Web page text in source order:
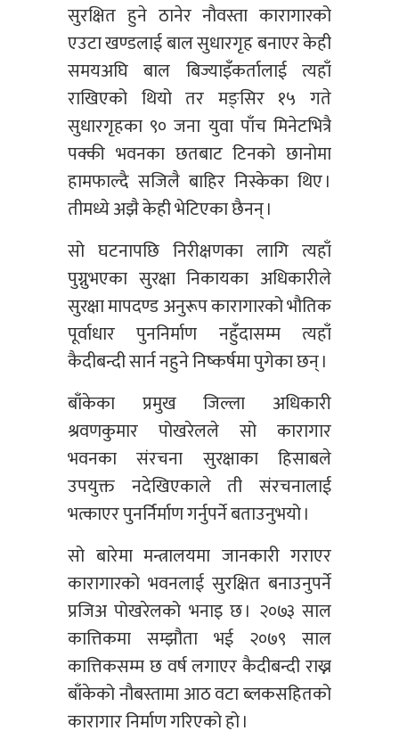
सुरक्षित हुने ठानेर नौवस्ता कारागारको
एउटा खण्डलाई बाल सुधारगृह बनाएर केही
समयअघि बाल बिज्याइँकर्तालाई त्यहाँ
राखिएको थियो तर मङ्सिर १५ गते
सुधारगृहका ९० जना युवा पाँच मिनेटभित्रै
पक्की भवनका छतबाट टिनको छानोमा
हामफाल्दै सजिलै बाहिर निस्केका थिए ।
तीमध्ये अझै केही भेटिएका छैनन् ।
सो घटनापछि निरीक्षणका लागि त्यहाँ
पुग्नुभएका सुरक्षा निकायका अधिकारीले
सुरक्षा मापदण्ड अनुरूप कारागारको भौतिक
पूर्वाधार पुननिर्माण नहुँदासम्म त्यहाँ
कैदीबन्दी सार्न नहुने निष्कर्षमा पुगेका छन् ।
बाँकेका प्रमुख जिल्ला अधिकारी
श्रवणकुमार पोखरेलले सो कारागार
भवनका संरचना सुरक्षाका हिसाबले
उपयुक्त नदेखिएकाले ती संरचनालाई
भत्काएर पुनर्निर्माण गर्नुपर्ने बताउनुभयो ।
सो बारेमा मन्त्रालयमा जानकारी गराएर
कारागारको भवनलाई सुरक्षित बनाउनुपर्ने
प्रजिअ पोखरेलको भनाइ छ । २०७३ साल
कात्तिकमा सम्झौता भई २०७९ साल
कात्तिकसम्म छ वर्ष लगाएर कैदीबन्दी राख्न
बाँकेको नौबस्तामा आठ वटा ब्लकसहितको
कारागार निर्माण गरिएको हो ।